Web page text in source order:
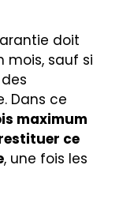
doit
mois, sauf si
Dans ce
maximum
ce
, une fois les